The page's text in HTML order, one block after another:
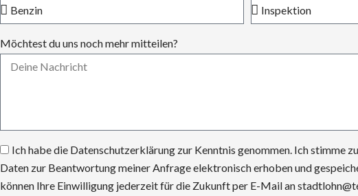
Möchtest du uns noch mehr mitteilen?
Ich habe die Datenschutzerklärung zur Kenntnis genommen. Ich stimme
Daten zur Beantwortung meiner Anfrage elektronisch erhoben und
können Ihre Einwilligung jederzeit für die Zukunft per E-Mail an